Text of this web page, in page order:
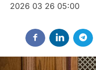
2026 03 26 05:00